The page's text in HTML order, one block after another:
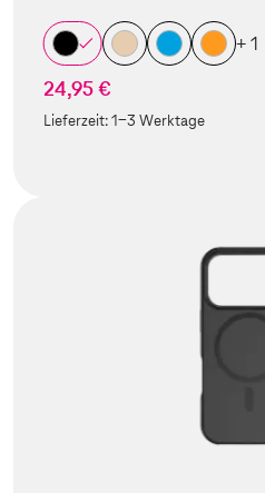
+ 1
24,95 €
Lieferzeit:1-3 Werktage